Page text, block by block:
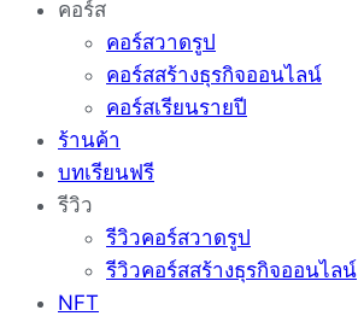
คอร์ส
คอร์สวาดรูป
คอร์สสร้างธุรกิจออนไลน์
คอร์สเรียนรายปี
ร้านค้า
บทเรียนฟรี
รีวิว
รีวิวคอร์สวาดรูป
รีวิวคอร์สสร้างธุรกิจออนไลน์
NFT